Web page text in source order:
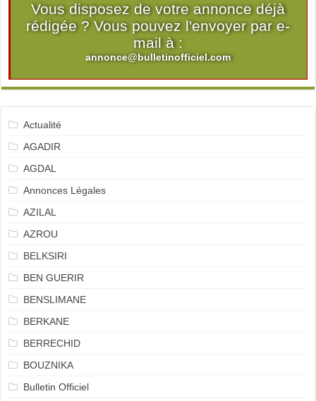
Vous disposez de votre annonce déjà
rédigée ? Vous pouvez l'envoyer par e-
mail à :
annonce@bulletinofficiel.com
Actualité
AGADIR
AGDAL
Annonces Légales
AZILAL
AZROU
BELKSIRI
BEN GUERIR
BENSLIMANE
BERKANE
BERRECHID
BOUZNIKA
Bulletin Officiel